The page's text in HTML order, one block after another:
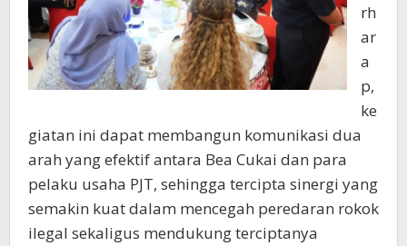
rh
ar
a
p,
ke
giatan ini dapat membangun komunikasi dua
arah yang efektif antara Bea Cukai dan para
pelaku usaha PJT, sehingga tercipta sinergi yang
semakin kuat dalam mencegah peredaran rokok
ilegal sekaligus mendukung terciptanya